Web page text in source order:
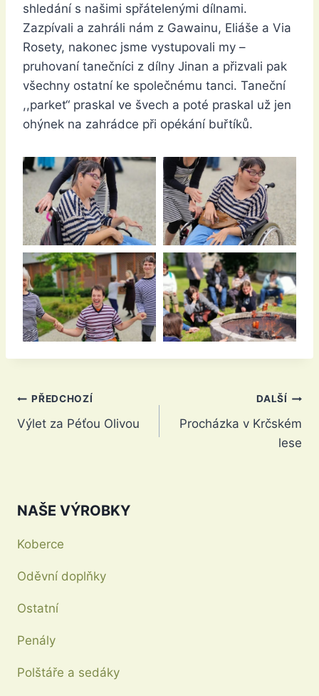
shledání s našimi spřátelenými dílnami.
Zazpívali a zahráli nám z Gawainu, Eliáše a Via
Rosety, nakonec jsme vystupovali my –
pruhovaní tanečníci z dílny Jinan a přizvali pak
všechny ostatní ke společnému tanci. Taneční
,,parket“ praskal ve švech a poté praskal už jen
ohýnek na zahrádce při opékání buřtíků.
Navigace
pro
PŘEDCHOZÍ
Výlet za Péťou Olivou
DALŠÍ
Procházka v Krčském
lese
NAŠE VÝROBKY
Koberce
Oděvní doplňky
Ostatní
Penály
Polštáře a sedáky